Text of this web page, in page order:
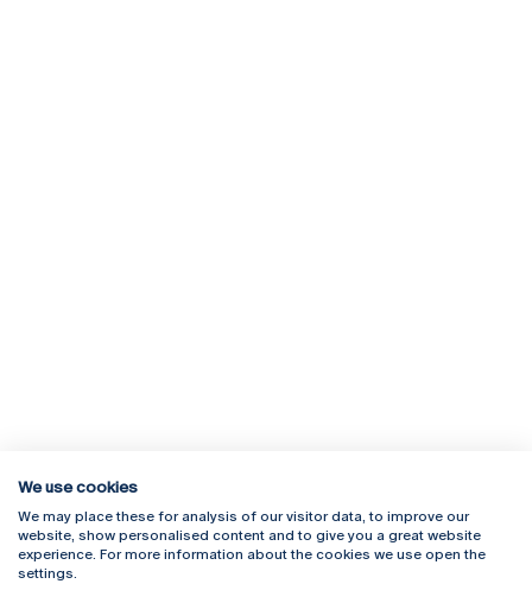
Rua Diogo Botelho 1327
4169-005 Porto
+351 226 196 240
Campus Online
Webmail
We use cookies
We may place these for analysis of our visitor data, to improve our
website, show personalised content and to give you a great website
experience. For more information about the cookies we use open the
settings.